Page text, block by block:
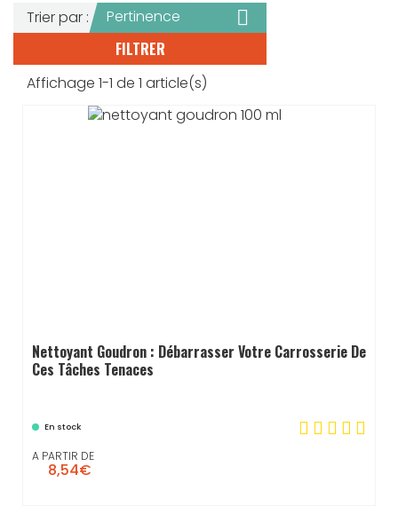
Trier par : Pertinence 
FILTRER
Affichage 1-1 de 1 article(s)
Nettoyant Goudron : Débarrasser Votre Carrosserie De
Ces Tâches Tenaces
En stock
A PARTIR DE
8,54€